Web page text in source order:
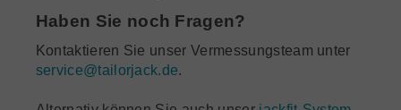
Haben Sie noch Fragen?
Kontaktieren Sie unser Vermessungsteam unter
service@tailorjack.de.